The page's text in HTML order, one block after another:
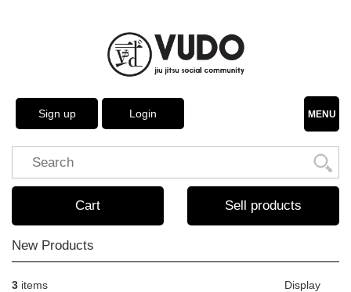
Login
Sign up MENU
Cart Sell products
New Products
3 items
Display